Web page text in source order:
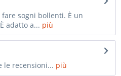
sogni bollenti. È un
adatto a... più
le recensioni... più